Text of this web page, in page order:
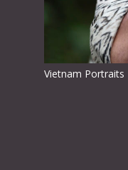
Vietnam Portraits